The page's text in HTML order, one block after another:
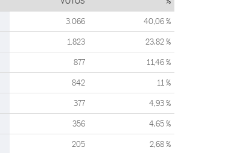
3.066 40,06 %
1.823 23,82 %
877 11,46 %
842 11 %
377 4,93 %
356 4,65 %
205 2,68 %